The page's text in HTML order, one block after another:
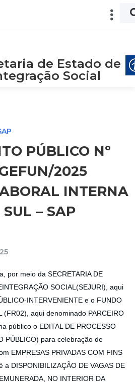
de Estado de
Social
PÚBLICO Nº
2025
INTERNA
– SAP
por meio da SECRETARIA DE
SOCIAL(SEJURI), aqui
INTERVENIENTE e o FUNDO
(FR02), aqui denominado PARCEIRO
público o EDITAL DE PROCESSO
PÚBLICO) para celebração de
EMPRESAS PRIVADAS COM FINS
a DISPONIBILIZAÇÃO DE VAGAS DE
NO INTERIOR DA